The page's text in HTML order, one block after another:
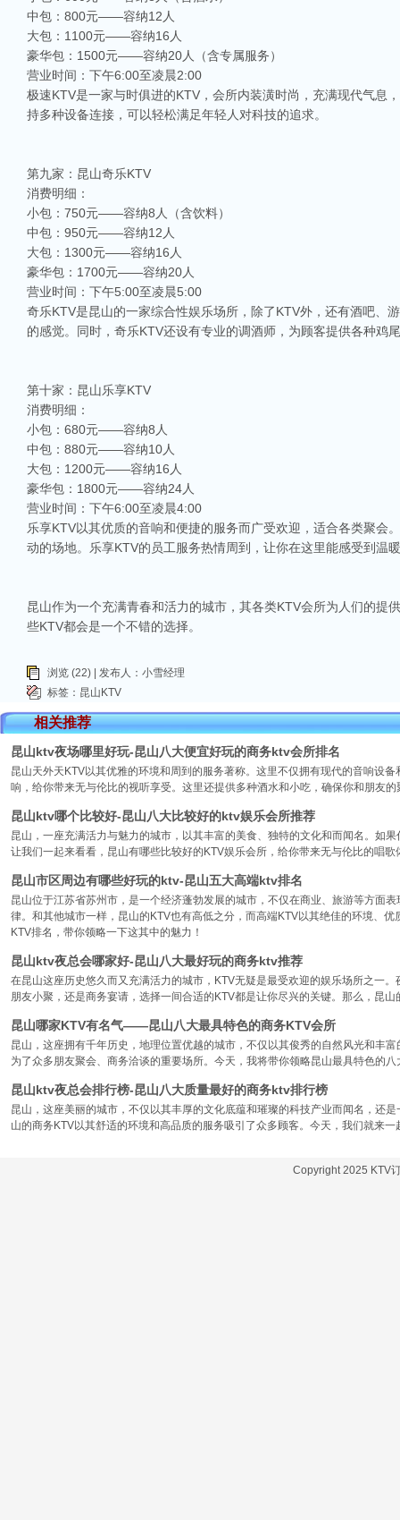
相关推荐
昆山ktv夜场哪里好玩-昆山八大便宜好玩的商务ktv会所排名
昆山天外天KTV以其优雅的环境和周到的服务著称。这里不仅拥有现代的音响设
响，给你带来无与伦比的视听享受。这里还提供多种酒水和小吃，确保你和朋友的
昆山ktv哪个比较好-昆山八大比较好的ktv娱乐会所推荐
昆山，一座充满活力与魅力的城市，以其丰富的美食、独特的文化和而闻名。如
让我们一起来看看，昆山有哪些比较好的KTV娱乐会所，给你带来无与伦比的唱歌
昆山市区周边有哪些好玩的ktv-昆山五大高端ktv排名
昆山位于江苏省苏州市，是一个经济蓬勃发展的城市，不仅在商业、旅游等方面
律。和其他城市一样，昆山的KTV也有高低之分，而高端KTV以其绝佳的环境、
KTV排名，带你领略一下这其中的魅力！
昆山ktv夜总会哪家好-昆山八大最好玩的商务ktv推荐
在昆山这座历史悠久而又充满活力的城市，KTV无疑是最受欢迎的娱乐场所之一
朋友小聚，还是商务宴请，选择一间合适的KTV都是让你尽兴的关键。那么，昆
昆山哪家KTV有名气——昆山八大最具特色的商务KTV会所
昆山，这座拥有千年历史，地理位置优越的城市，不仅以其俊秀的自然风光和丰
为了众多朋友聚会、商务洽谈的重要场所。今天，我将带你领略昆山最具特色的
昆山ktv夜总会排行榜-昆山八大质量最好的商务ktv排行榜
昆山，这座美丽的城市，不仅以其丰厚的文化底蕴和璀璨的科技产业而闻名，还
山的商务KTV以其舒适的环境和高品质的服务吸引了众多顾客。今天，我们就来
中包：800元——容纳12人
大包：1100元——容纳16人
豪华包：1500元——容纳20人（含专属服务）
营业时间：下午6:00至凌晨2:00
极速KTV是一家与时俱进的KTV，会所内装潢时尚，充满现代气息
持多种设备连接，可以轻松满足年轻人对科技的追求。
第九家：昆山奇乐KTV
消费明细：
小包：750元——容纳8人（含饮料）
中包：950元——容纳12人
大包：1300元——容纳16人
豪华包：1700元——容纳20人
营业时间：下午5:00至凌晨5:00
奇乐KTV是昆山的一家综合性娱乐场所，除了KTV外，还有酒吧、
的感觉。同时，奇乐KTV还设有专业的调酒师，为顾客提供各种鸡
第十家：昆山乐享KTV
消费明细：
小包：680元——容纳8人
中包：880元——容纳10人
大包：1200元——容纳16人
豪华包：1800元——容纳24人
营业时间：下午6:00至凌晨4:00
乐享KTV以其优质的音响和便捷的服务而广受欢迎，适合各类聚
动的场地。乐享KTV的员工服务热情周到，让你在这里能感受到温
昆山作为一个充满青春和活力的城市，其各类KTV会所为人们的
些KTV都会是一个不错的选择。
浏览 (22) | 发布人：小雪经理
标签： 昆山KTV
Copyright 2025 KTV